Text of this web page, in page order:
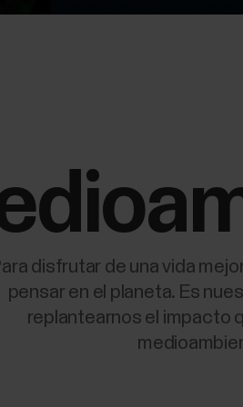
disfrutar de una vida
pensar en el planeta. Es
replantearnos el impacto